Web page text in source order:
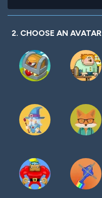
2. CHOOSE AN AVATAR